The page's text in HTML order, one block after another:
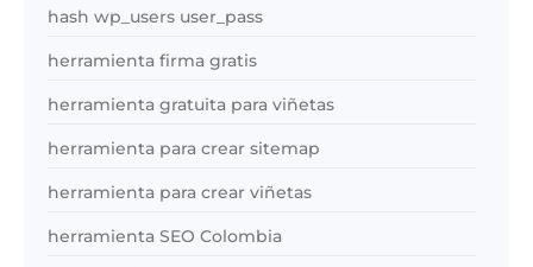
hash wp_users user_pass
herramienta firma gratis
herramienta gratuita para viñetas
herramienta para crear sitemap
herramienta para crear viñetas
herramienta SEO Colombia